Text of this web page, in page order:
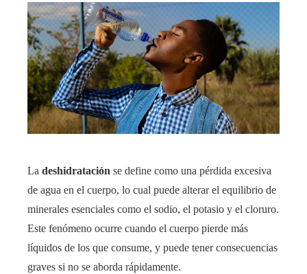
La deshidratación se define como una pérdida excesiva
de agua en el cuerpo, lo cual puede alterar el equilibrio de
minerales esenciales como el sodio, el potasio y el cloruro.
Este fenómeno ocurre cuando el cuerpo pierde más
líquidos de los que consume, y puede tener consecuencias
graves si no se aborda rápidamente.